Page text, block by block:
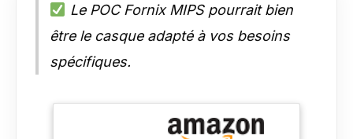
Le POC Fornix MIPS pourrait bien
être le casque adapté à vos besoins
spécifiques.